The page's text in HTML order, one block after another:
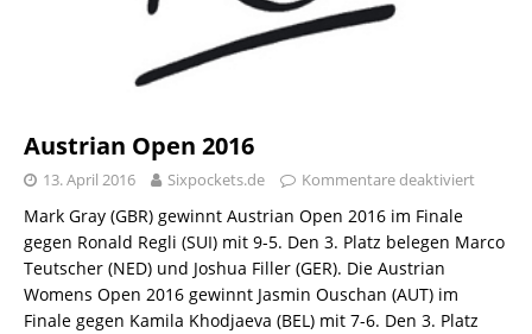
Austrian Open 2016
13. April 2016 Sixpockets.de Kommentare deaktiviert
Mark Gray (GBR) gewinnt Austrian Open 2016 im Finale
gegen Ronald Regli (SUI) mit 9-5. Den 3. Platz belegen Marco
Teutscher (NED) und Joshua Filler (GER). Die Austrian
Womens Open 2016 gewinnt Jasmin Ouschan (AUT) im
Finale gegen Kamila Khodjaeva (BEL) mit 7-6. Den 3. Platz